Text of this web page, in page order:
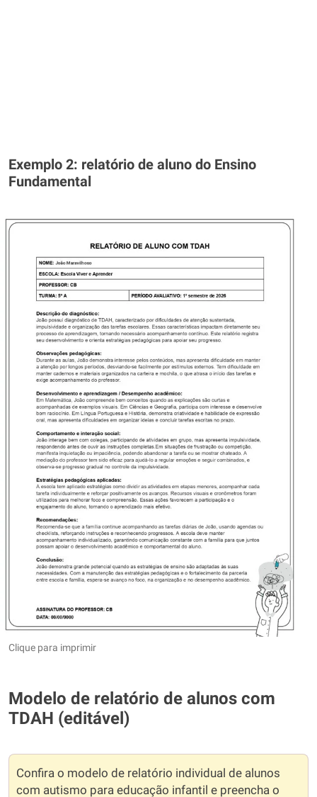
Exemplo 2: relatório de aluno do Ensino
Fundamental
Clique para imprimir
Modelo de relatório de alunos com
TDAH (editável)
Confira o modelo de relatório individual de alunos
com autismo para educação infantil e preencha o